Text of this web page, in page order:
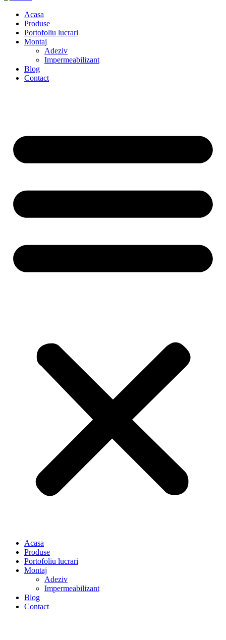
Acasa
Produse
Portofoliu lucrari
Montaj
Adeziv
Impermeabilizant
Blog
Contact
Acasa
Produse
Portofoliu lucrari
Montaj
Adeziv
Impermeabilizant
Blog
Contact